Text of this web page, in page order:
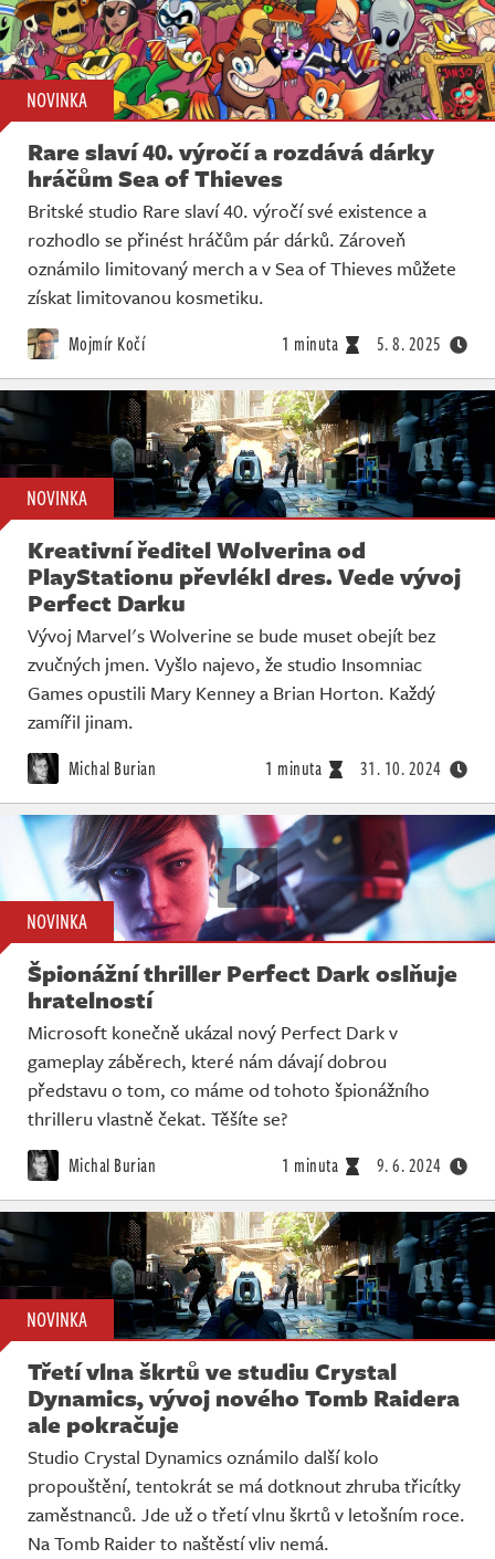
NOVINKA
Rare slaví 40. výročí a rozdává dárky
hráčům Sea of Thieves
Britské studio Rare slaví 40. výročí své existence a
rozhodlo se přinést hráčům pár dárků. Zároveň
oznámilo limitovaný merch a v Sea of Thieves můžete
získat limitovanou kosmetiku.
Mojmír Kočí 1 minuta 5. 8. 2025
NOVINKA
Kreativní ředitel Wolverina od
PlayStationu převlékl dres. Vede vývoj
Perfect Darku
Vývoj Marvel's Wolverine se bude muset obejít bez
zvučných jmen. Vyšlo najevo, že studio Insomniac
Games opustili Mary Kenney a Brian Horton. Každý
zamířil jinam.
Michal Burian 1 minuta 31. 10. 2024
NOVINKA
Špionážní thriller Perfect Dark oslňuje
hratelností
Microsoft konečně ukázal nový Perfect Dark v
gameplay záběrech, které nám dávají dobrou
představu o tom, co máme od tohoto špionážního
thrilleru vlastně čekat. Těšíte se?
Michal Burian 1 minuta 9. 6. 2024
NOVINKA
Třetí vlna škrtů ve studiu Crystal
Dynamics, vývoj nového Tomb Raidera
ale pokračuje
Studio Crystal Dynamics oznámilo další kolo
propouštění, tentokrát se má dotknout zhruba třicítky
zaměstnanců. Jde už o třetí vlnu škrtů v letošním roce.
Na Tomb Raider to naštěstí vliv nemá.